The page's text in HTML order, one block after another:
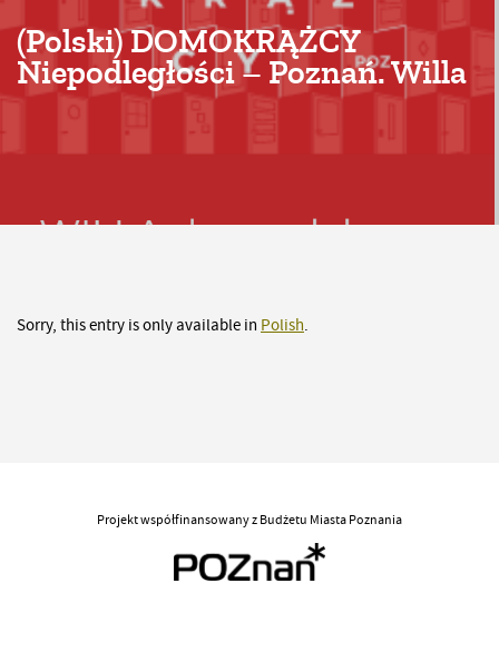
(Polski) DOMOKRĄŻCY
Niepodległości – Poznań. Willa
Sorry, this entry is only available in Polish.